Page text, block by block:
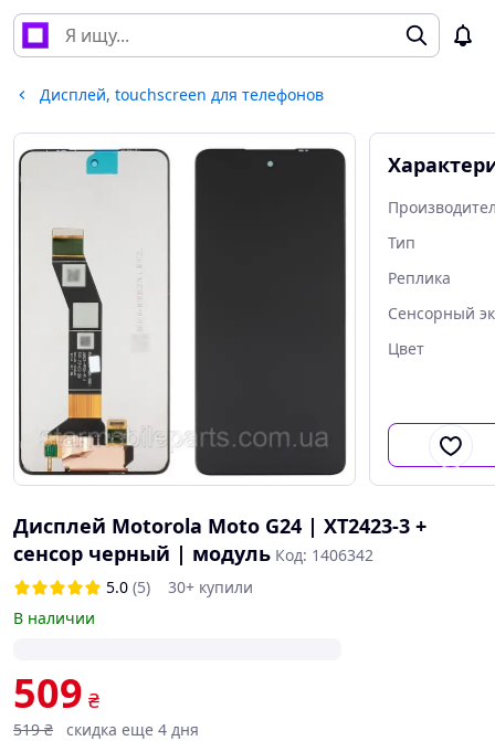
Дисплей, touchscreen для телефонов
Тип
Реплика
Сенсорный
Цвет
Дисплей Motorola Moto G24 | XT2423-3 +
сенсор черный | модуль Код: 1406342
5.0 (5)
30+ купили
В наличии
509 ₴
519 ₴
скидка еще 4 дня